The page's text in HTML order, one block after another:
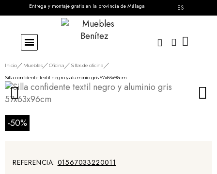
Entrega y montaje gratis en la provincia de Málaga ES
Inicio Muebles Oficina
Sillas de oficina
Silla confidente textil negro y aluminio gris 57x63x96cm
-50%
REFERENCIA 01567033220011